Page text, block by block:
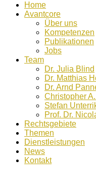
Home
Avantcore
Über uns
Kompetenzen
Publikationen
Jobs
Team
Dr. Julia Blind
Dr. Matthias
Dr. Arnd
Christopher
Stefan
Prof. Dr.
Rechtsgebiete
Themen
Dienstleistungen
News
Kontakt